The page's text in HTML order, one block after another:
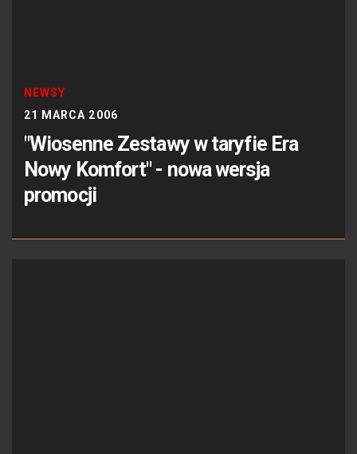
NEWSY
21 MARCA 2006
"Wiosenne Zestawy w taryfie Era
Nowy Komfort" - nowa wersja
promocji